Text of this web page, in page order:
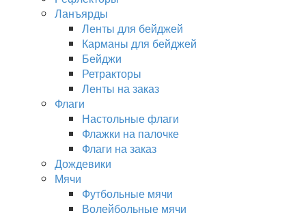
Ланъярды
Ленты для бейджей
Карманы для бейджей
Бейджи
Ретракторы
Ленты на заказ
Флаги
Настольные флаги
Флажки на палочке
Флаги на заказ
Дождевики
Мячи
Футбольные мячи
Волейбольные мячи